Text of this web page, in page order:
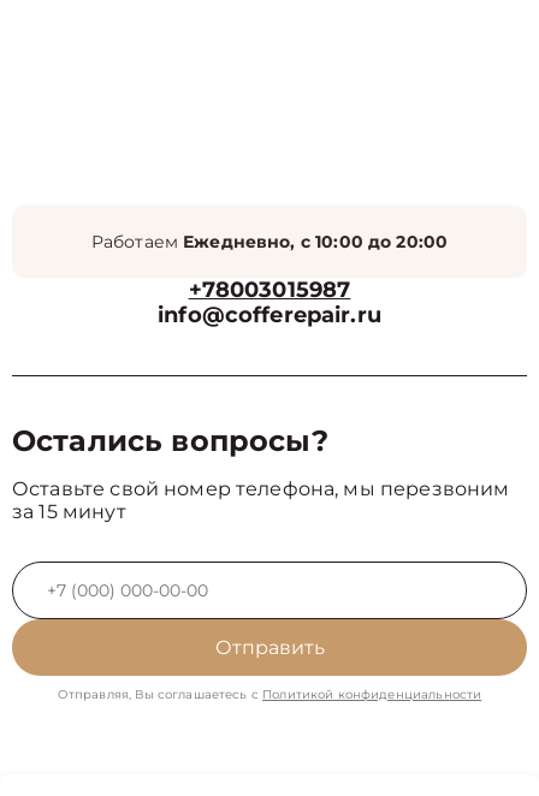
Работаем Ежедневно, с 10:00 до 20:00
+78003015987
info@cofferepair.ru
Остались вопросы?
Оставьте свой номер телефона, мы перезвоним
за 15 минут
Отправить
Отправляя, Вы соглашаетесь с Политикой конфиденциальности